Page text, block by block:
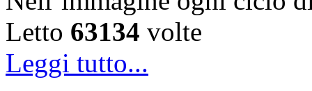
Letto 63134 volte
Leggi tutto...